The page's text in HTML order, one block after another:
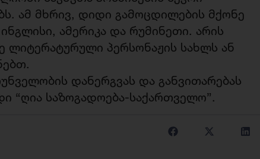
ამ მხრივ, დიდი გამოცდილების მქონე
ამერიკა და რუმინეთი. არის
ლიტერატურული პერსონაჟის სახლს ან
დანერგვას და განვითარებას
“ღია საზოგადოება-საქართველო”.